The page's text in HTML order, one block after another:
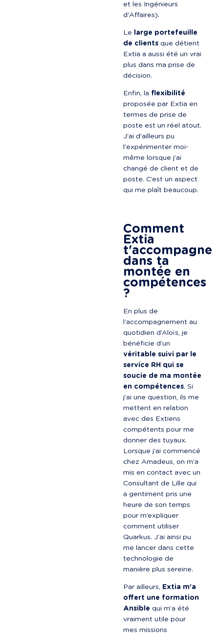
et les Ingénieurs
d'Affaires).
Le large portefeuille
de clients que détient
Extia a aussi été un vrai
plus dans ma prise de
décision.
Enfin, la flexibilité
proposée par Extia en
termes de prise de
poste est un réel atout.
J’ai d’ailleurs pu
l'expérimenter moi-
même lorsque j’ai
changé de client et de
poste. C’est un aspect
qui me plaît beaucoup.
Comment
Extia
t'accompagne
dans ta
montée en
compétences
?
En plus de
l’accompagnement au
quotidien d’Aloïs, je
bénéficie d’un
véritable suivi par le
service RH qui se
soucie de ma montée
en compétences. Si
j’ai une question, ils me
mettent en relation
avec des Extiens
compétents pour me
donner des tuyaux.
Lorsque j’ai commencé
chez Amadeus, on m’a
mis en contact avec un
Consultant de Lille qui
a gentiment pris une
heure de son temps
pour m’expliquer
comment utiliser
Quarkus. J’ai ainsi pu
me lancer dans cette
technologie de
manière plus sereine.
Par ailleurs, Extia m’a
offert une formation
Ansible qui m’a été
vraiment utile pour
mes missions